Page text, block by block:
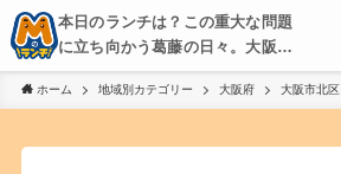
本日のランチは？この重大な問題
に立ち向かう葛藤の日々。大阪・
京都・神戸を中心とした食べ歩
き、飲み歩きを綴る。
ホーム 地域別カテゴリー 大阪府 大阪市北区